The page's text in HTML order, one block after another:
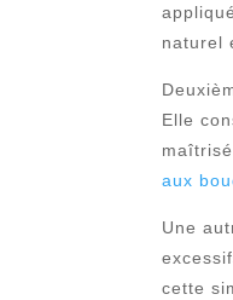
naturel
Elle
aux
Une
cette